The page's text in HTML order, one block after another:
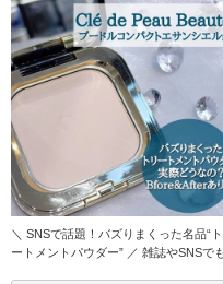
＼ SNSで話題！バズりまくった名品“ト
ートメントパウダー” ／ 雑誌やSNSでも多